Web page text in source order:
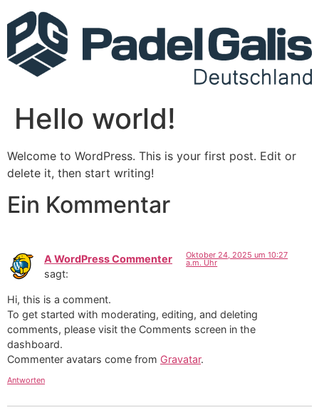
Hello world!
Welcome to WordPress. This is your first post. Edit or
delete it, then start writing!
Ein Kommentar
A WordPress Commenter
sagt:
Oktober 24, 2025 um 10:27
a.m. Uhr
Hi, this is a comment.
To get started with moderating, editing, and deleting
comments, please visit the Comments screen in the
dashboard.
Commenter avatars come from Gravatar.
Antworten